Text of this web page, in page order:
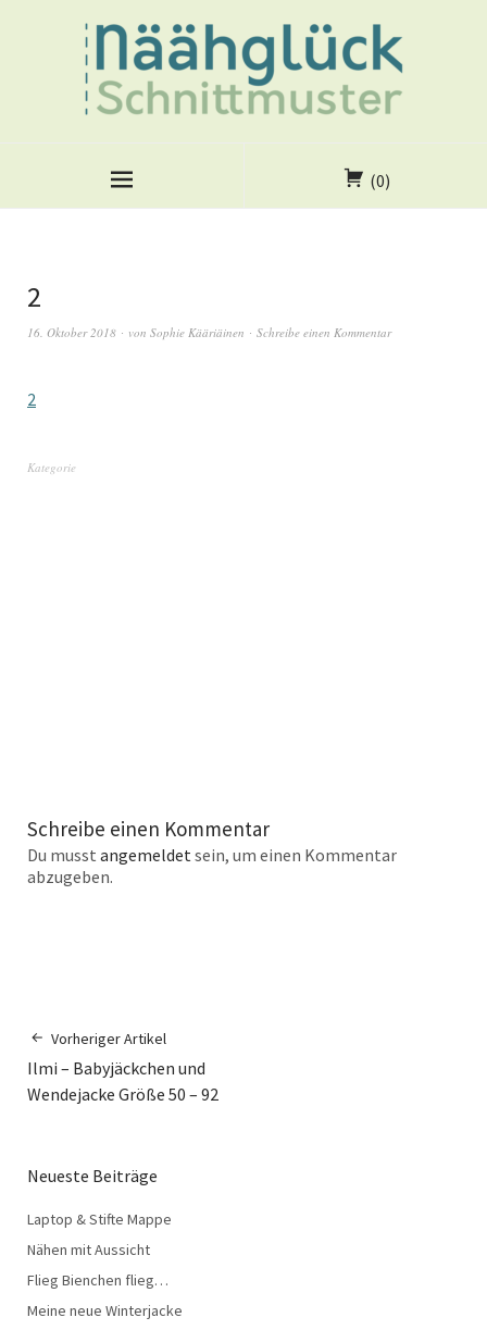
(0)
2
16. Oktober 2018 von Sophie Kääriäinen Schreibe einen Kommentar
2
Kategorie
Schreibe einen Kommentar
Du musst angemeldetsein, um einen Kommentar
abzugeben.
Vorheriger Artikel
Ilmi – Babyjäckchen und
Wendejacke Größe 50 – 92
Neueste Beiträge
Laptop & Stifte Mappe
Nähen mit Aussicht
Flieg Bienchen flieg…
Meine neue Winterjacke